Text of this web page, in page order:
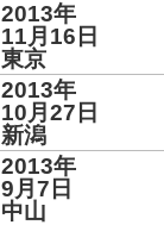
2013年
11月16日
東京
2013年
10月27日
新潟
2013年
9月7日
中山